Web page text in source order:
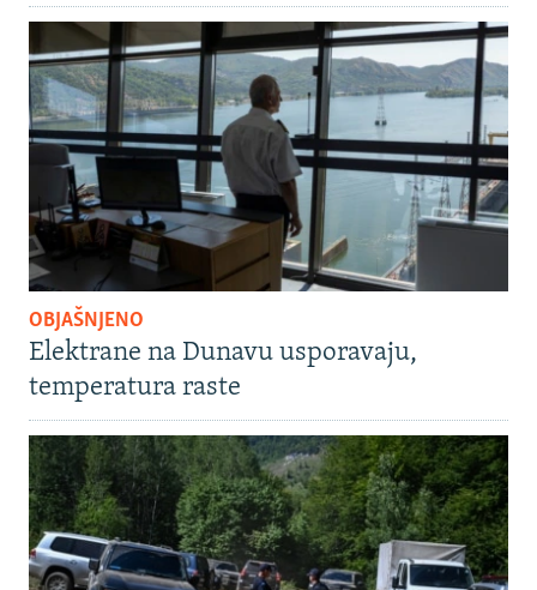
OBJAŠNJENO
Elektrane na Dunavu usporavaju,
temperatura raste